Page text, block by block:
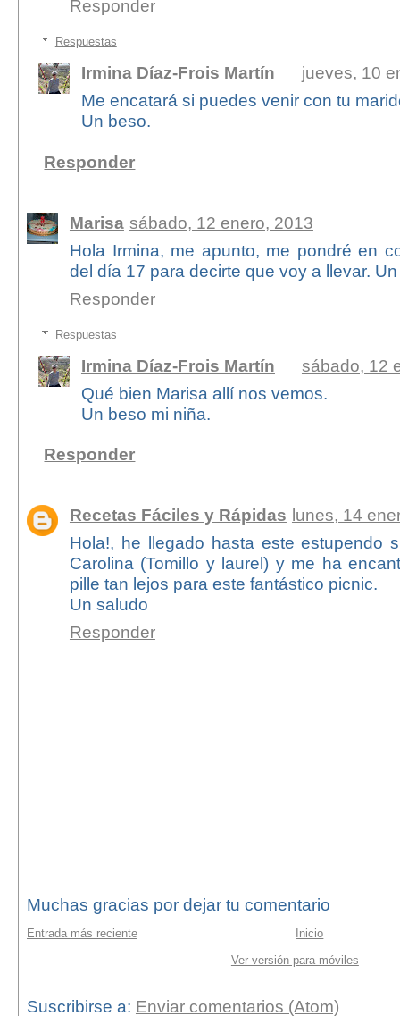
Responder
Respuestas
Irmina Díaz-Frois Martín
jueves, 10
Me encatará si puedes venir con tu
Un beso.
Responder
Marisa sábado, 12 enero, 2013
Hola Irmina, me apunto, me pondré en
del día 17 para decirte que voy a llevar.
Responder
Respuestas
Irmina Díaz-Frois Martín
sábado, 12
Qué bien Marisa allí nos vemos.
Un beso mi niña.
Responder
Recetas Fáciles y Rápidas lunes, 14
Hola!, he llegado hasta este estupendo
Carolina (Tomillo y laurel) y me ha
pille tan lejos para este fantástico picnic.
Un saludo
Responder
Muchas gracias por dejar tu comentario
Entrada más reciente
Inicio
Ver versión para móviles
Suscribirse a: Enviar comentarios (Atom)